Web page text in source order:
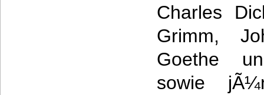
Charles
Grimm,
Goethe
sowie